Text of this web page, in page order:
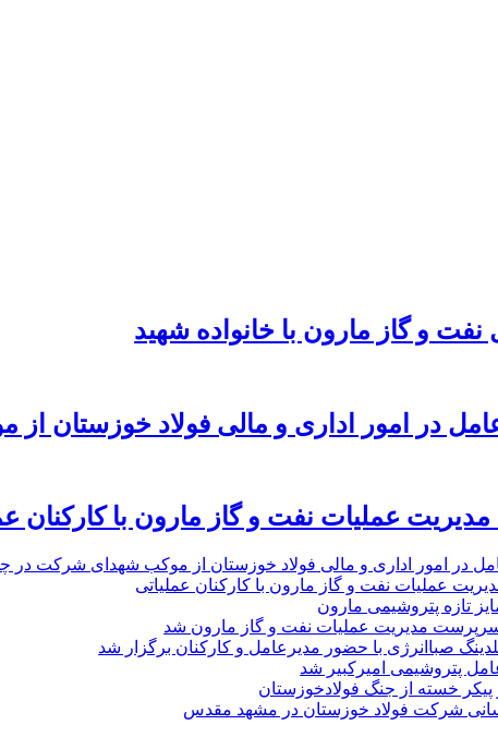
نفت و گاز مارون با خانواده شهید
در امور اداری و مالی فولاد خوزستان
عملیات نفت و گاز مارون با کارکنان
در امور اداری و مالی فولاد خوزستان از موکب شهدای شرکت در
عملیات نفت و گاز مارون با کارکنان عملیاتی
تازه پتروشیمی مارون
مدیریت عملیات نفت و گاز مارون شد
صباانرژی با حضور مدیرعامل و کارکنان برگزار شد
پتروشیمی امیرکبیر شد
خسته‌ از جنگ فولادخوزستان
شرکت فولاد خوزستان در مشهد مقدس